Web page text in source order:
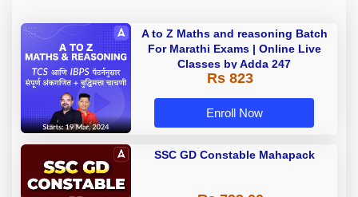
A to Z Maths and reasoning Batch
For Marathi Exams | Online Live
Classes by Adda 247
Rs 823
Enroll Now
SSC GD Constable Mahapack